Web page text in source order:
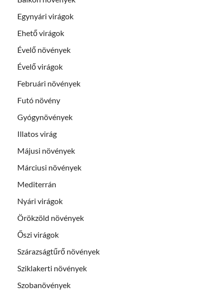
Egynyári virágok
Ehető virágok
Évelő növények
Évelő virágok
Februári növények
Futó növény
Gyógynövények
Illatos virág
Májusi növények
Márciusi növények
Mediterrán
Nyári virágok
Örökzöld növények
Őszi virágok
Szárazságtűrő növények
Sziklakerti növények
Szobanövények